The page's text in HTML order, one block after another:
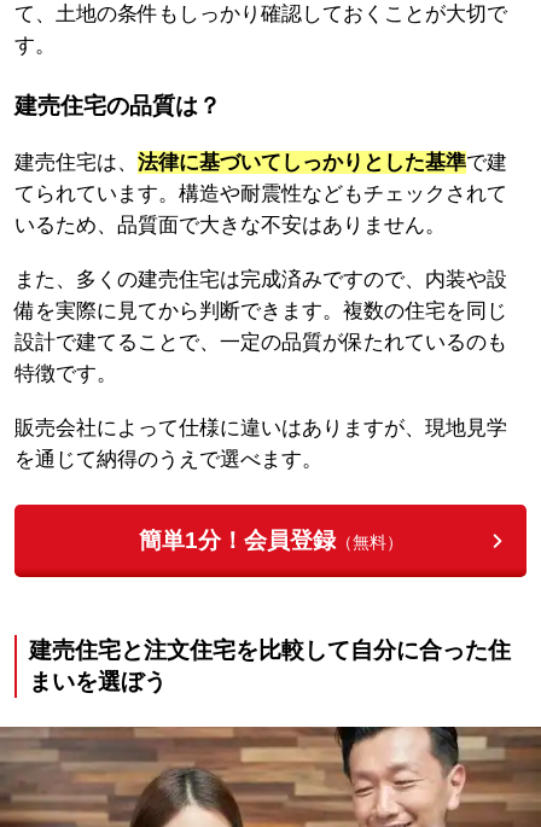
て、土地の条件もしっかり確認しておくことが大切で
す。
建売住宅の品質は？
建売住宅は、 法律に基づいてしっかりとした基準で建
てられています。構造や耐震性などもチェックされて
いるため、品質面で大きな不安はありません。
また、多くの建売住宅は完成済みですので、内装や設
備を実際に見てから判断できます。複数の住宅を同じ
設計で建てることで、一定の品質が保たれているのも
特徴です。
販売会社によって仕様に違いはありますが、現地見学
を通じて納得のうえで選べます。
簡単1分！会員登録（無料）
建売住宅と注文住宅を比較して自分に合った住
まいを選ぼう